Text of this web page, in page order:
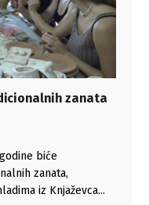
zanata
biće
zanata,
iz Knjaževca...